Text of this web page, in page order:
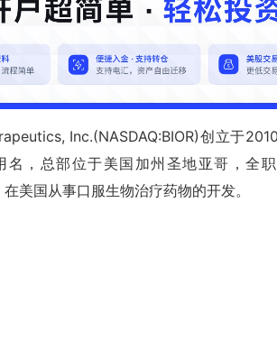
Inc.(NASDAQ:BIOR)创立于
名，总部位于美国加州圣地亚哥，全
在美国从事口服生物治疗药物的开发。